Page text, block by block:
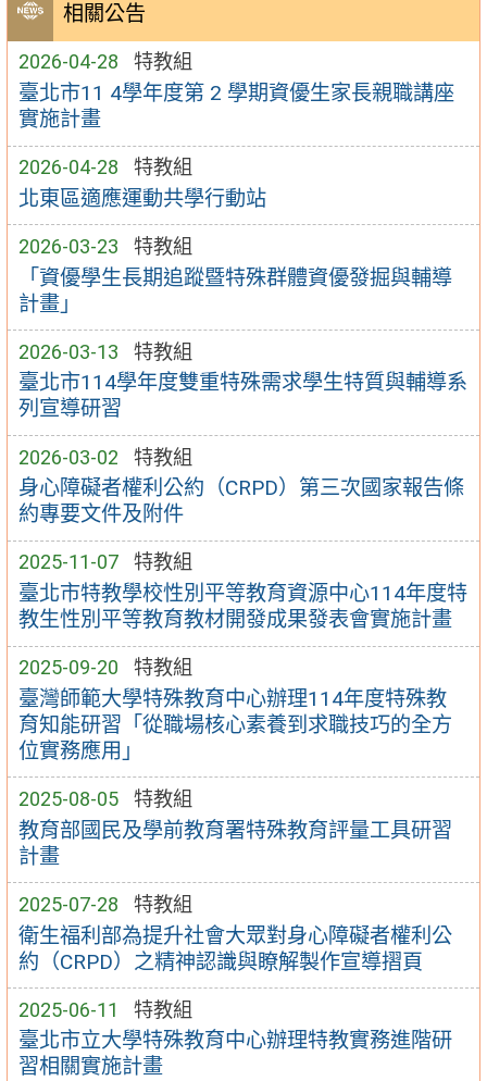
相關公告
2026-04-28 特教組
臺北市11 4學年度第 2 學期資優生家長親職講座
實施計畫
2026-04-28 特教組
北東區適應運動共學行動站
2026-03-23 特教組
「資優學生長期追蹤暨特殊群體資優發掘與輔導
計畫」
2026-03-13 特教組
臺北市114學年度雙重特殊需求學生特質與輔導系
列宣導研習
2026-03-02 特教組
身心障礙者權利公約（CRPD）第三次國家報告條
約專要文件及附件
2025-11-07 特教組
臺北市特教學校性別平等教育資源中心114年度特
教生性別平等教育教材開發成果發表會實施計畫
2025-09-20 特教組
臺灣師範大學特殊教育中心辦理114年度特殊教
育知能研習「從職場核心素養到求職技巧的全方
位實務應用」
2025-08-05 特教組
教育部國民及學前教育署特殊教育評量工具研習
計畫
2025-07-28 特教組
衛生福利部為提升社會大眾對身心障礙者權利公
約（CRPD）之精神認識與瞭解製作宣導摺頁
2025-06-11 特教組
臺北市立大學特殊教育中心辦理特教實務進階研
習相關實施計畫